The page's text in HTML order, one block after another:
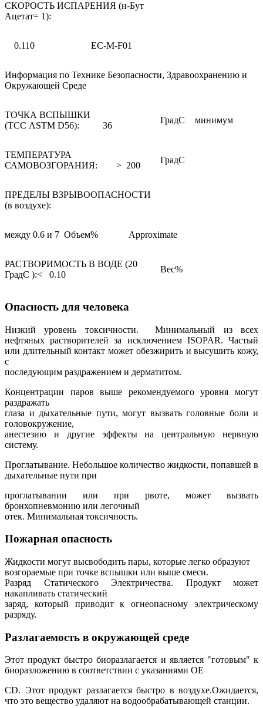
СКОРОСТЬ ИСПАРЕНИЯ (н-Бут
Ацетат= 1):
0.110 EC-M-F01
Информация по Технике Безопасности, Здравоохранению и
Окружающей Среде
ТОЧКА ВСПЫШКИ
(TCC ASTM D56): 36
ГрадС минимум
ТЕМПЕРАТУРА
САМОВОЗГОРАНИЯ: > 200
ГрадС
ПРЕДЕЛЫ ВЗРЫВООПАСНОСТИ
(в воздухе):
между 0.6 и 7 Объем% Approximate
РАСТВОРИМОСТЬ В ВОДЕ (20
ГрадС ):< 0.10
Вес%
Опасность для человека
Низкий уровень токсичности. Минимальный из всех
нефтяных растворителей за исключением ISOPAR. Частый
или длительный контакт может обезжирить и высушить кожу,
с
последующим раздражением и дерматитом.
Концентрации паров выше рекомендуемого уровня могут
раздражать
глаза и дыхательные пути, могут вызвать головные боли и
головокружение,
анестезию и другие эффекты на центральную нервную
систему.
Проглатывание. Небольшое количество жидкости, попавшей в
дыхательные пути при
проглатывании или при рвоте, может вызвать
бронхопневмонию или легочный
отек. Минимальная токсичность.
Пожарная опасность
Жидкости могут высвободить пары, которые легко образуют
возгораемые при точке вспышки или выше смеси.
Разряд Статического Электричества. Продукт может
накапливать статический
заряд, который приводит к огнеопасному электрическому
разряду.
Разлагаемость в окружающей среде
Этот продукт быстро биоразлагается и является "готовым" к
биоразложению в соответствии с указаниями OE
CD. Этот продукт разлагается быстро в воздухе.Ожидается,
что это вещество удаляют на водообрабатывающей станции.